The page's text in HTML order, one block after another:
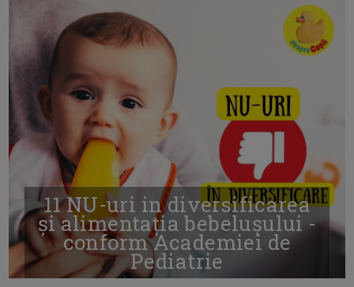
11 NU-uri in diversificarea
și alimentația bebelușului -
conform Academiei de
Pediatrie